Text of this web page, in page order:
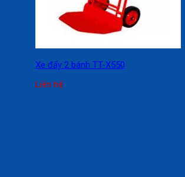
Xe đẩy 2 bánh TT-X550
Liên hệ